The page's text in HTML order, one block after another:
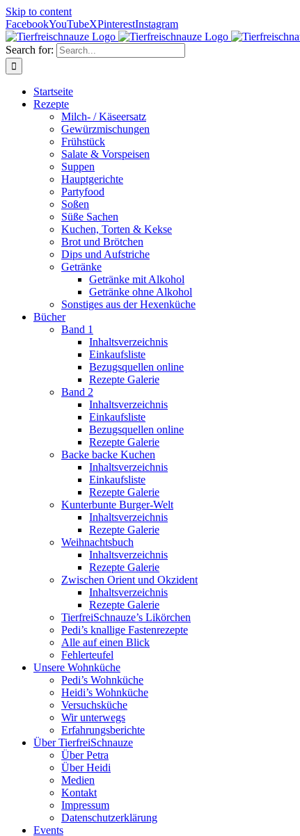
Skip to content
FacebookYouTubeXPinterestInstagram
Search for:
Startseite
Rezepte
Milch- / Käseersatz
Gewürzmischungen
Frühstück
Salate & Vorspeisen
Suppen
Hauptgerichte
Partyfood
Soßen
Süße Sachen
Kuchen, Torten & Kekse
Brot und Brötchen
Dips und Aufstriche
Getränke
Getränke mit Alkohol
Getränke ohne Alkohol
Sonstiges aus der Hexenküche
Bücher
Band 1
Inhaltsverzeichnis
Einkaufsliste
Bezugsquellen online
Rezepte Galerie
Band 2
Inhaltsverzeichnis
Einkaufsliste
Bezugsquellen online
Rezepte Galerie
Backe backe Kuchen
Inhaltsverzeichnis
Einkaufsliste
Rezepte Galerie
Kunterbunte Burger-Welt
Inhaltsverzeichnis
Rezepte Galerie
Weihnachtsbuch
Inhaltsverzeichnis
Rezepte Galerie
Zwischen Orient und Okzident
Inhaltsverzeichnis
Rezepte Galerie
TierfreiSchnauze’s Likörchen
Pedi’s knallige Fastenrezepte
Alle auf einen Blick
Fehlerteufel
Unsere Wohnküche
Pedi’s Wohnküche
Heidi’s Wohnküche
Versuchsküche
Wir unterwegs
Erfahrungsberichte
Über TierfreiSchnauze
Über Petra
Über Heidi
Medien
Kontakt
Impressum
Datenschutzerklärung
Events